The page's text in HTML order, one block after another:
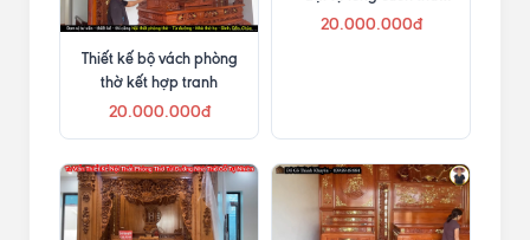
Thiết kế bộ vách phòng
thờ kết hợp tranh
20.000.000đ